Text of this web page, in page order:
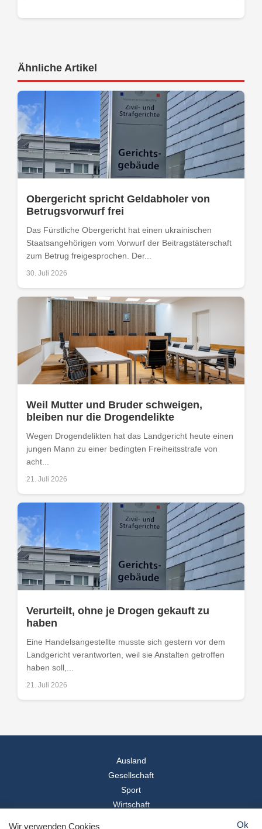
Ähnliche Artikel
Obergericht spricht Geldabholer von
Betrugsvorwurf frei
Das Fürstliche Obergericht hat einen ukrainischen
Staatsangehörigen vom Vorwurf der Beitragstäterschaft
zum Betrug freigesprochen. Der...
30. Juli 2026
Weil Mutter und Bruder schweigen,
bleiben nur die Drogendelikte
Wegen Drogendelikten hat das Landgericht heute einen
jungen Mann zu einer bedingten Freiheitsstrafe von
acht...
21. Juli 2026
Verurteilt, ohne je Drogen gekauft zu
haben
Eine Handelsangestellte musste sich gestern vor dem
Landgericht verantworten, weil sie Anstalten getroffen
haben soll,...
21. Juli 2026
Ausland
Gesellschaft
Sport
Wirtschaft
Wir verwenden Cookies Ok